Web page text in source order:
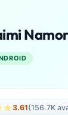
3.61(156.7K